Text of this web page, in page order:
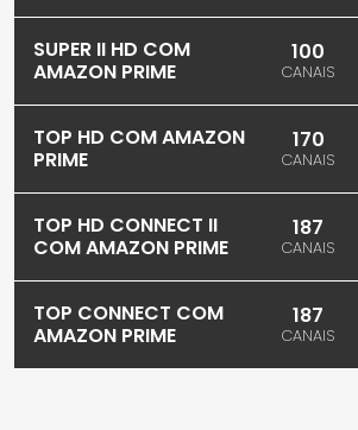
SUPER II HD COM
AMAZON PRIME
100
CANAIS
TOP HD COM AMAZON
PRIME
170
CANAIS
TOP HD CONNECT II
COM AMAZON PRIME
187
CANAIS
TOP CONNECT COM
AMAZON PRIME
187
CANAIS